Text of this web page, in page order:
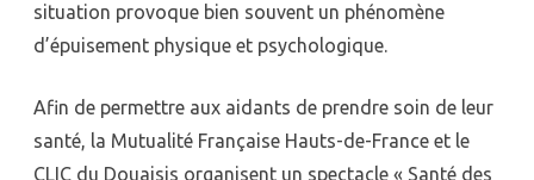
situation provoque bien souvent un phénomène
d’épuisement physique et psychologique.
Afin de permettre aux aidants de prendre soin de leur
santé, la Mutualité Française Hauts-de-France et le
CLIC du Douaisis organisent un spectacle « Santé des